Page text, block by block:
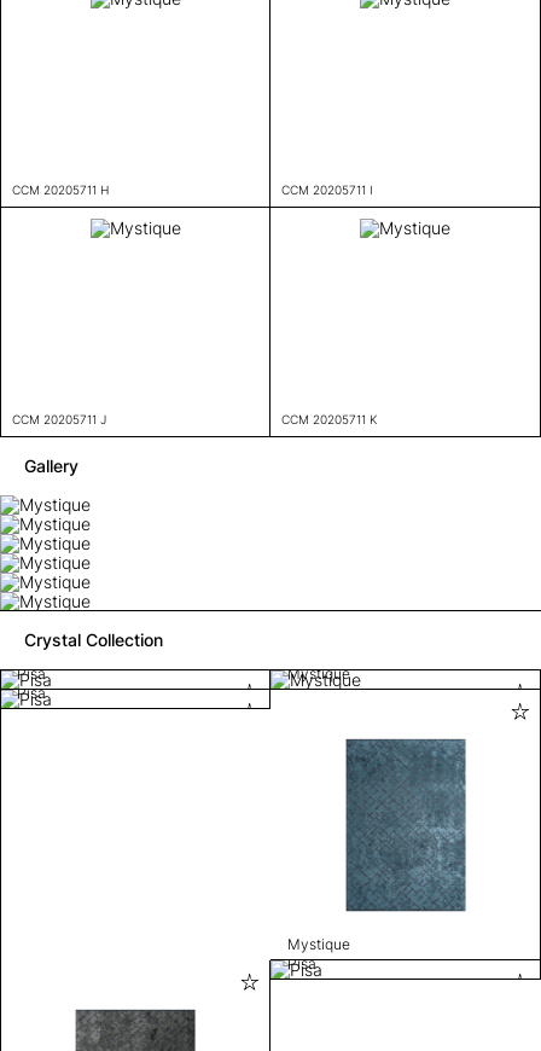
CCM 20205711 H CCM 20205711 I
CCM 20205711 J CCM 20205711 K
Gallery
Crystal Collection
Pisa
Mystique
Pisa
Mystique
Pisa